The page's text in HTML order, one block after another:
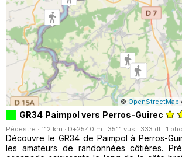
© OpenStreetMap
GR34 Paimpol vers Perros-Guirec
Pédestre · 112 km · D+2540 m · 3511 vus · 333 dl · 1
Découvre le GR34 de Paimpol à Perros-
les amateurs de randonnées côtières.